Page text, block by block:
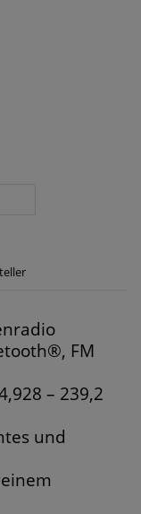
FM
– 239,2
und